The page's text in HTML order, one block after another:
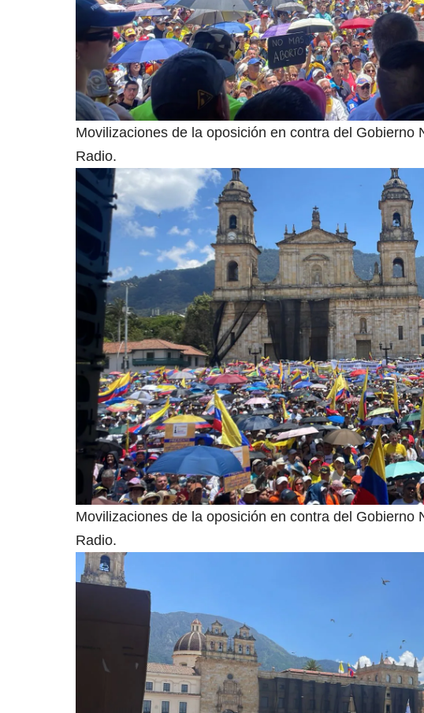
Movilizaciones de la oposición en contra del Gobierno
Radio.
Movilizaciones de la oposición en contra del Gobierno
Radio.